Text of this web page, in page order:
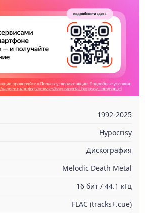
1992-2025
Hypocrisy
Дискография
Melodic Death Metal
16 бит / 44.1 кГц
FLAC (tracks+.cue)